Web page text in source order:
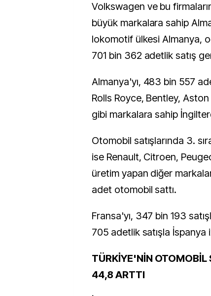
Volkswagen ve bu
büyük markalara sahip
lokomotif ülkesi Almanya,
701 bin 362 adetlik satış
Almanya'yı, 483 bin 557
Rolls Royce, Bentley,
gibi markalara sahip
Otomobil satışlarında 3.
ise Renault, Citroen,
üretim yapan diğer
adet otomobil sattı.
Fransa'yı, 347 bin 193
705 adetlik satışla İspanya
TÜRKİYE'NİN OTOMOBİL
44,8 ARTTI